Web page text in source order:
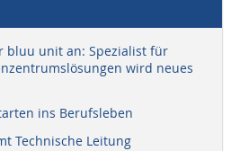
bluu unit an: Spezialist für
wird neues
ins Berufsleben
Technische Leitung